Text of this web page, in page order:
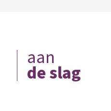
aan
de slag